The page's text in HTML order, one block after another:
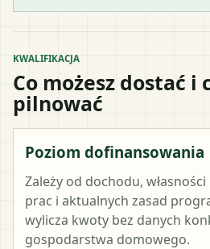
KWALIFIKACJA
Co możesz dostać i
pilnować
Poziom dofinansowania
Zależy od dochodu,
prac i aktualnych zasad
wylicza kwoty bez danych
gospodarstwa domowego.